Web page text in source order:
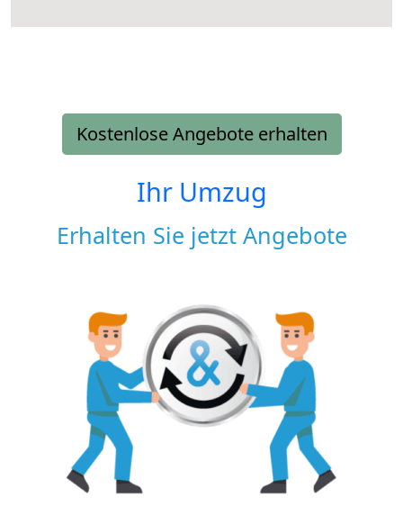
Kostenlose Angebote erhalten
Ihr Umzug
Erhalten Sie jetzt Angebote